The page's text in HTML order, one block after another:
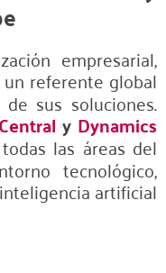
empresarial,
referente global
sus soluciones.
y Dynamics
las áreas del
tecnológico,
artificial